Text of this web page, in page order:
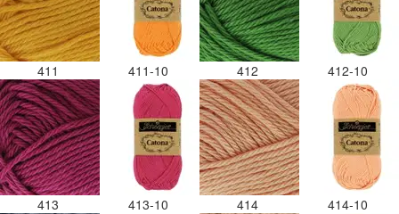
411 411-10 412 412-10
413 413-10 414 414-10